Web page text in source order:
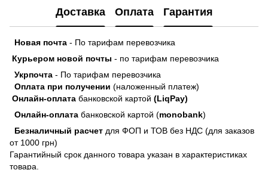
Доставка Оплата Гарантия
Новая почта - По тарифам перевозчика
Курьером новой почты - по тарифам перевозчика
Укрпочта - По тарифам перевозчика
Оплата при получении (наложенный платеж)
Онлайн-оплата банковской картой (LiqPay)
Онлайн-оплата банковской картой (monobank)
Безналичный расчет для ФОП и ТОВ без НДС (для заказов
от 1000 грн)
Гарантийный срок данного товара указан в характеристиках
товара.